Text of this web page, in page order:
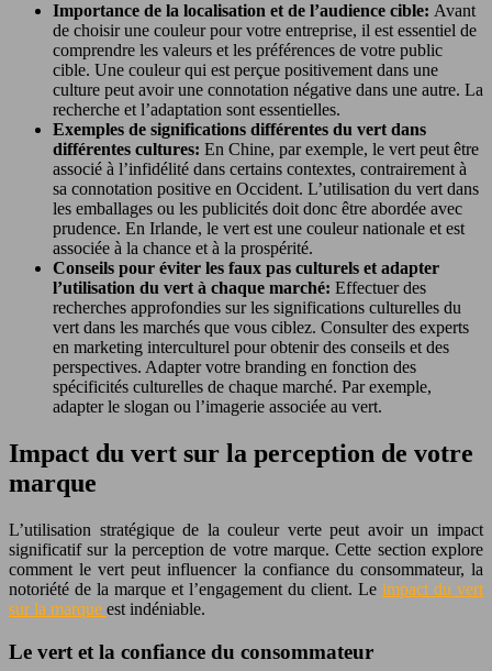
Importance de la localisation et de l’audience cible: Avant
de choisir une couleur pour votre entreprise, il est essentiel de
comprendre les valeurs et les préférences de votre public
cible. Une couleur qui est perçue positivement dans une
culture peut avoir une connotation négative dans une autre. La
recherche et l’adaptation sont essentielles.
Exemples de significations différentes du vert dans
différentes cultures: En Chine, par exemple, le vert peut être
associé à l’infidélité dans certains contextes, contrairement à
sa connotation positive en Occident. L’utilisation du vert dans
les emballages ou les publicités doit donc être abordée avec
prudence. En Irlande, le vert est une couleur nationale et est
associée à la chance et à la prospérité.
Conseils pour éviter les faux pas culturels et adapter
l’utilisation du vert à chaque marché: Effectuer des
recherches approfondies sur les significations culturelles du
vert dans les marchés que vous ciblez. Consulter des experts
en marketing interculturel pour obtenir des conseils et des
perspectives. Adapter votre branding en fonction des
spécificités culturelles de chaque marché. Par exemple,
adapter le slogan ou l’imagerie associée au vert.
Impact du vert sur la perception de votre
marque
L’utilisation stratégique de la couleur verte peut avoir un impact
significatif sur la perception de votre marque. Cette section explore
comment le vert peut influencer la confiance du consommateur, la
notoriété de la marque et l’engagement du client. Le impact du vert
sur la marque est indéniable.
Le vert et la confiance du consommateur